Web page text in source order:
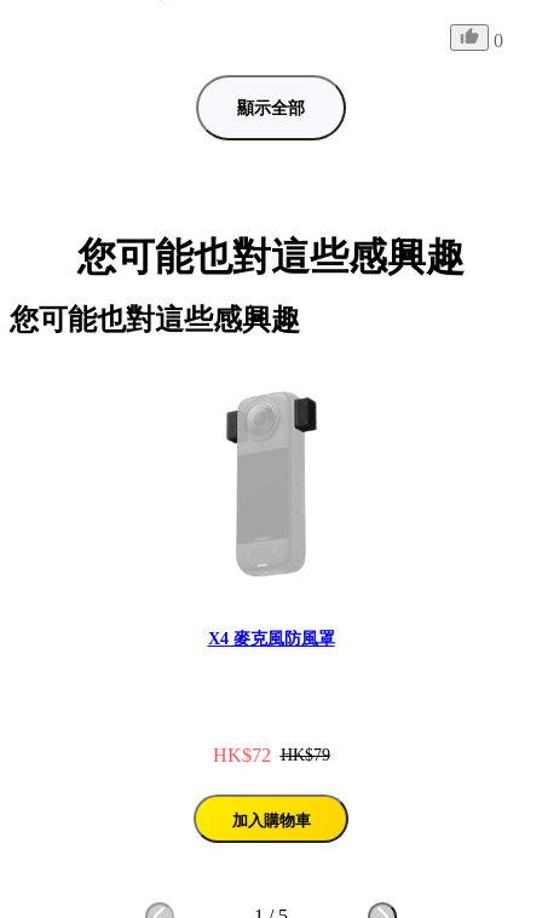
0
顯示全部
您可能也對這些感興趣
您可能也對這些感興趣
X4 麥克風防風罩
HK$72 HK$79
加入購物車